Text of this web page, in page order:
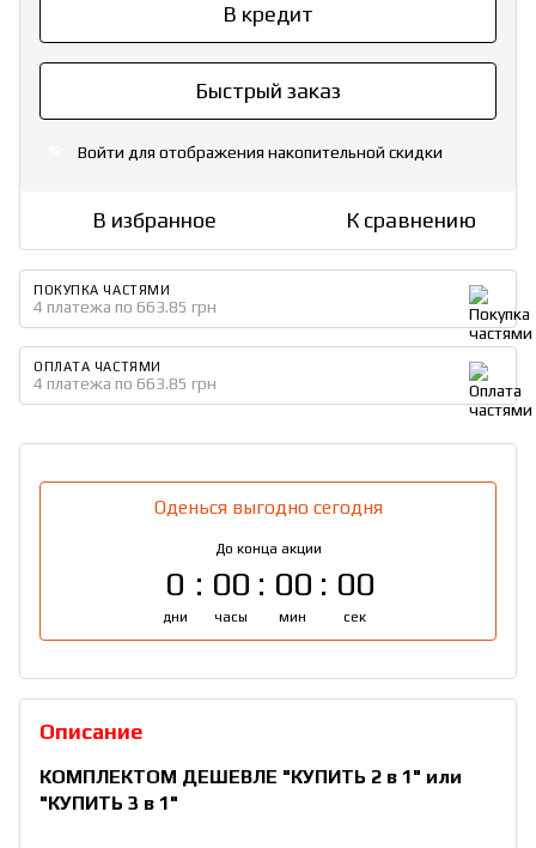
В кредит
Быстрый заказ
Войти для отображения накопительной скидки
В избранное К сравнению
ПОКУПКА ЧАСТЯМИ
4 платежа по 663.85 грн
ОПЛАТА ЧАСТЯМИ
4 платежа по 663.85 грн
Оденься выгодно сегодня
До конца акции
0
дни
00
часы
00
мин
00
сек
Описание
КОМПЛЕКТОМ ДЕШЕВЛЕ "КУПИТЬ 2 в 1" или
"КУПИТЬ 3 в 1"